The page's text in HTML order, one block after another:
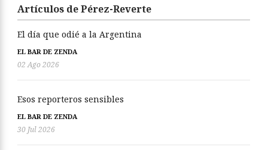
Artículos de Pérez-Reverte
El día que odié a la Argentina
EL BAR DE ZENDA
02 Ago 2026
Esos reporteros sensibles
EL BAR DE ZENDA
30 Jul 2026